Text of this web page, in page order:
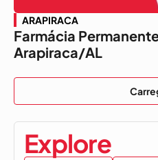
ARAPIRACA
Farmácia
Arapiraca/AL
Explore